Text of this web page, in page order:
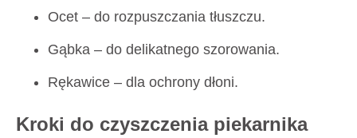
Ocet – do rozpuszczania tłuszczu.
Gąbka – do delikatnego szorowania.
Rękawice – dla ochrony dłoni.
Kroki do czyszczenia piekarnika